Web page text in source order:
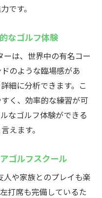
です。
なゴルフ体験
ーは、世界中の有名コー
のような臨場感があ
細に分析できます。こ
く、効率的な練習が可
なゴルフ体験ができる
えます。
ゴルフスクール
人や家族とのプレイも楽
打席も完備しているた